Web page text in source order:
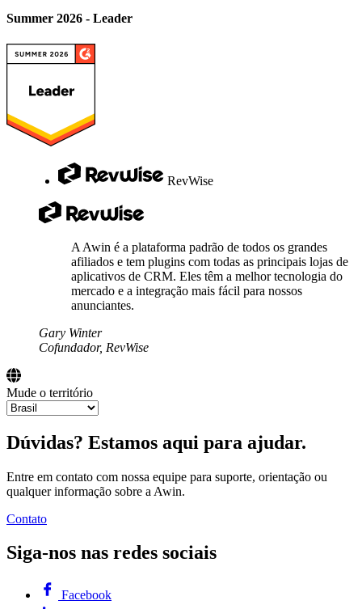
Summer 2026 - Leader
RevWise
A Awin é a plataforma padrão de todos os grandes
afiliados e tem plugins com todas as principais lojas de
aplicativos de CRM. Eles têm a melhor tecnologia do
mercado e a integração mais fácil para nossos
anunciantes.
Gary Winter
Cofundador, RevWise
Mude o território
Dúvidas? Estamos aqui para ajudar.
Entre em contato com nossa equipe para suporte, orientação ou
qualquer informação sobre a Awin.
Contato
Siga-nos nas redes sociais
Facebook